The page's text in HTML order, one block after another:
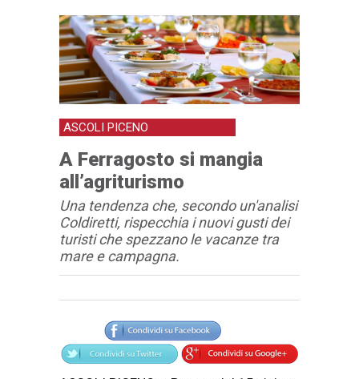
ASCOLI PICENO
A Ferragosto si mangia
all’agriturismo
Una tendenza che, secondo un'analisi
Coldiretti, rispecchia i nuovi gusti dei
turisti che spezzano le vacanze tra
mare e campagna.
Articolo
Testo articolo principale